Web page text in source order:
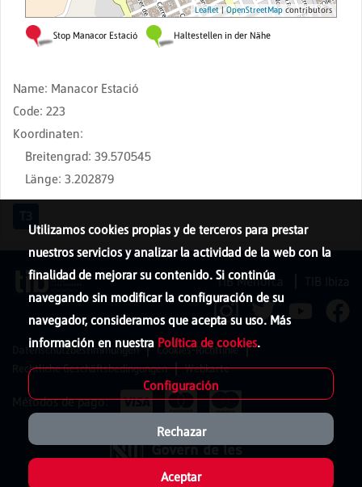
Name: Manacor Estació
Code: 223
Koordinaten:
Breitengrad: 39.570545
Länge: 3.202879
Utilizamos cookies propias y de terceros para prestar
nuestros servicios y analizar la actividad de la web con la
finalidad de mejorar su contenido. Si continúa
navegando sin modificar la configuración de su
navegador, consideramos que acepta su uso. Más
información en nuestra Política de cookies.
Configuración
Rechazar
Aceptar
TIB Menorca
Datenschutzbestimmungen
Cookies-Richtlinie
Rechtliche Geschäftsbedingungen
Webkarte
Métodos de pago: